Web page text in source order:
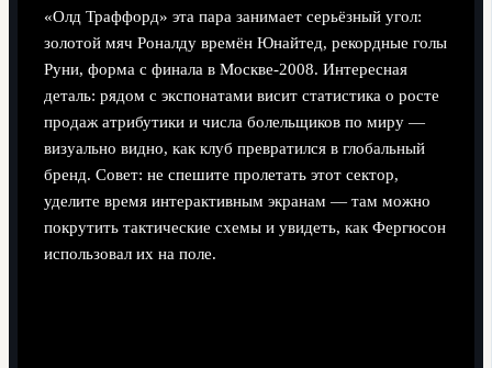
«Олд Траффорд» эта пара занимает серьёзный угол:
золотой мяч Роналду времён Юнайтед, рекордные голы
Руни, форма с финала в Москве‑2008. Интересная
деталь: рядом с экспонатами висит статистика о росте
продаж атрибутики и числа болельщиков по миру —
визуально видно, как клуб превратился в глобальный
бренд. Совет: не спешите пролетать этот сектор,
уделите время интерактивным экранам — там можно
покрутить тактические схемы и увидеть, как Фергюсон
использовал их на поле.